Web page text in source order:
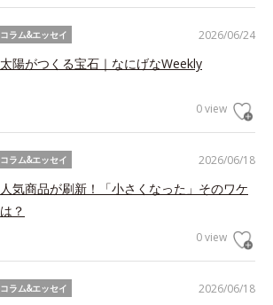
2026/06/24
コラム&エッセイ
太陽がつくる宝石｜なにげなWeekly
0 view
2026/06/18
コラム&エッセイ
人気商品が刷新！「小さくなった」そのワケ
は？
0 view
2026/06/18
コラム&エッセイ